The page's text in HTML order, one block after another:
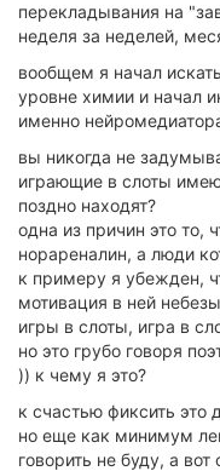
перекладывания на
неделя за неделей,
вообщем я начал
уровне химии и начал
именно
вы никогда не
играющие в слоты
поздно находят?
одна из причин это то,
норареналин, а люди
к примеру я убежден,
мотивация в ней
игры в слоты, игра в
но это грубо говоря
)) к чему я это?
к счастью фиксить это
но еще как минимум
говорить не буду, а